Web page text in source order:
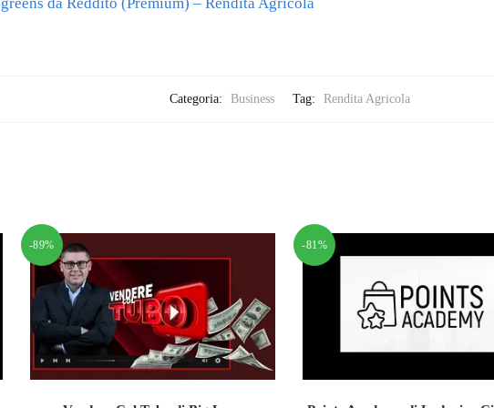
Categoria: Business Tag: Rendita Agricola
-89% -81%